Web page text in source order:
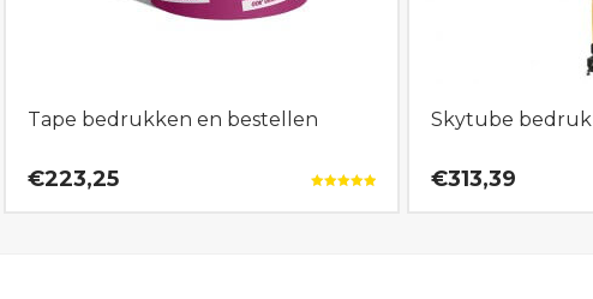
Tape bedrukken en bestellen
€223,25
Skytube
€313,39